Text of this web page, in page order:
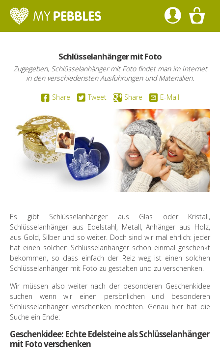
Schlüsselanhänger mit Foto
Zugegeben, Schlüsselanhänger mit Foto findet man im Internet
in den verschiedensten Ausführungen und Materialien.
Share Tweet Share E-Mail
Es gibt Schlüsselanhänger aus Glas oder Kristall,
Schlüsselanhänger aus Edelstahl, Metall, Anhänger aus Holz,
aus Gold, Silber und so weiter. Doch sind wir mal ehrlich: jeder
hat einen solchen Schlüsselanhänger schon einmal geschenkt
bekommen, so dass einfach der Reiz weg ist einen solchen
Schlüsselanhänger mit Foto zu gestalten und zu verschenken.
Wir müssen also weiter nach der besonderen Geschenkidee
suchen wenn wir einen persönlichen und besonderen
Schlüsselanhänger verschenken möchten. Genau hier hat die
Suche ein Ende:
Geschenkidee: Echte Edelsteine als Schlüsselanhänger
mit Foto verschenken